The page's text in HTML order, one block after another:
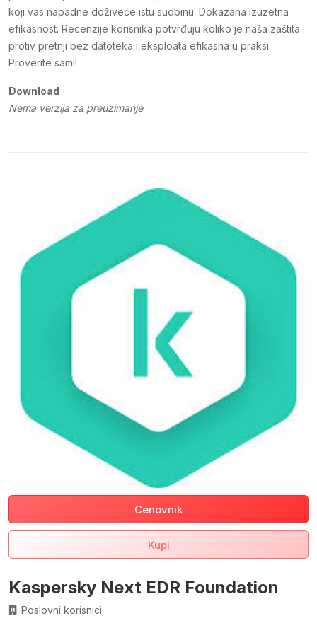
koji vas napadne doživeće istu sudbinu. Dokazana izuzetna
efikasnost. Recenzije korisnika potvrđuju koliko je naša zaštita
protiv pretnji bez datoteka i eksploata efikasna u praksi.
Proverite sami!
Download
Nema verzija za preuzimanje
Cenovnik
Kupi
Kaspersky Next EDR Foundation
Poslovni korisnici